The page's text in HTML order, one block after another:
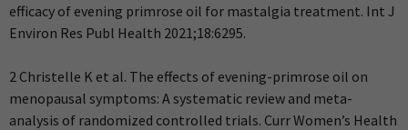
efficacy of evening primrose oil for mastalgia treatment. Int J
Environ Res Publ Health 2021;18:6295.
2 Christelle K et al. The effects of evening-primrose oil on
menopausal symptoms: A systematic review and meta-
analysis of randomized controlled trials. Curr Women’s Health